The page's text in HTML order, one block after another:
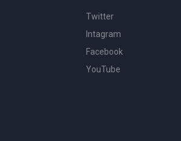
Twitter
Intagram
Facebook
YouTube